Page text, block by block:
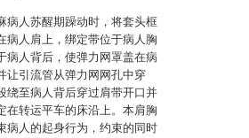
病人苏醒期躁动时，将套头框
病人肩上，绑定带位于病人胸
病人背后，使弹力网罩盖在病
让引流管从弹力网网孔中穿
绕至病人背后穿过肩带开口并
在转运平车的床沿上。本肩胸
病人的起身行为，约束的同时